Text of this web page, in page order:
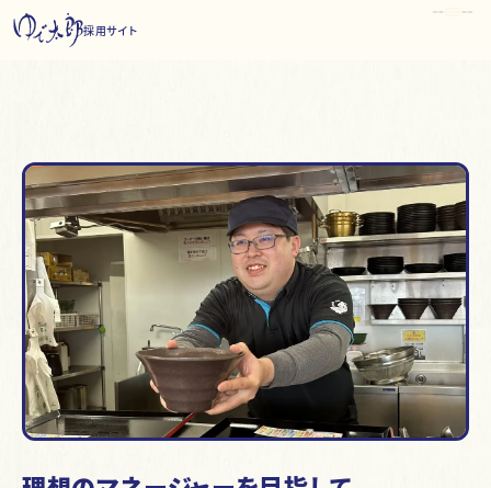
採用サイト
ホーム
理想のマネージャーを目指して